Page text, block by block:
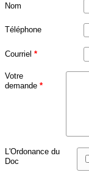
Nom
Téléphone
Courriel *
Votre
demande *
L'Ordonance du
Doc